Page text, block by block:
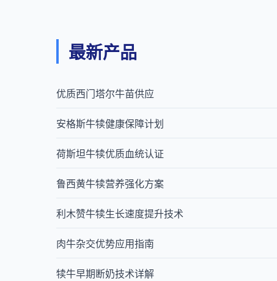
最新产品
优质西门塔尔牛苗供应
安格斯牛犊健康保障计划
荷斯坦牛犊优质血统认证
鲁西黄牛犊营养强化方案
利木赞牛犊生长速度提升技术
肉牛杂交优势应用指南
犊牛早期断奶技术详解